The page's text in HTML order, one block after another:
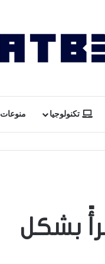
تكنولوجيا منوعات
بشكل